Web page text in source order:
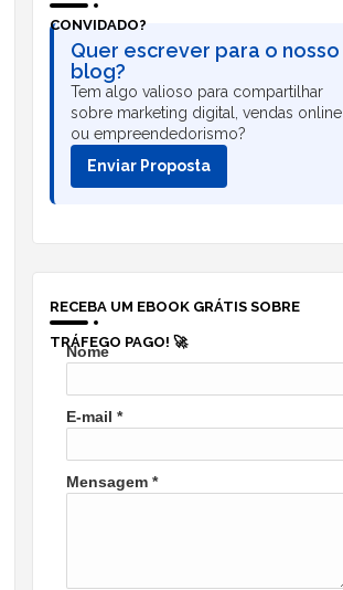
CONVIDADO?
Quer escrever para o nosso
blog?
Tem algo valioso para compartilhar
sobre marketing digital, vendas online
ou empreendedorismo?
Enviar Proposta
RECEBA UM EBOOK GRÁTIS SOBRE
TRÁFEGO PAGO! 🚀
Nome
E-mail *
Mensagem *